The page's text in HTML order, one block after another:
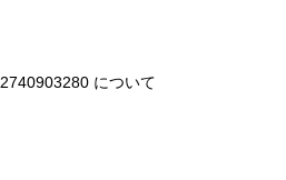
について